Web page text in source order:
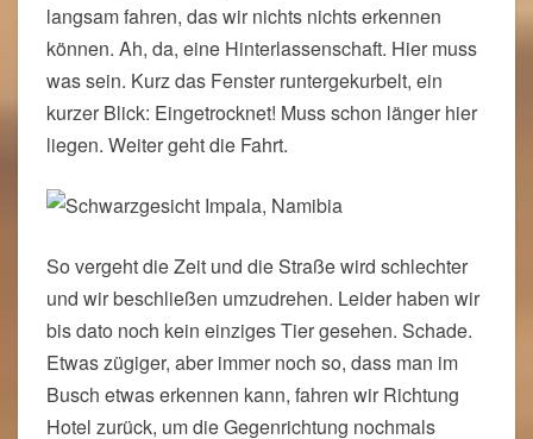
langsam fahren, das wir nichts nichts erkennen
können. Ah, da, eine Hinterlassenschaft. Hier muss
was sein. Kurz das Fenster runtergekurbelt, ein
kurzer Blick: Eingetrocknet! Muss schon länger hier
liegen. Weiter geht die Fahrt.
So vergeht die Zeit und die Straße wird schlechter
und wir beschließen umzudrehen. Leider haben wir
bis dato noch kein einziges Tier gesehen. Schade.
Etwas zügiger, aber immer noch so, dass man im
Busch etwas erkennen kann, fahren wir Richtung
Hotel zurück, um die Gegenrichtung nochmals